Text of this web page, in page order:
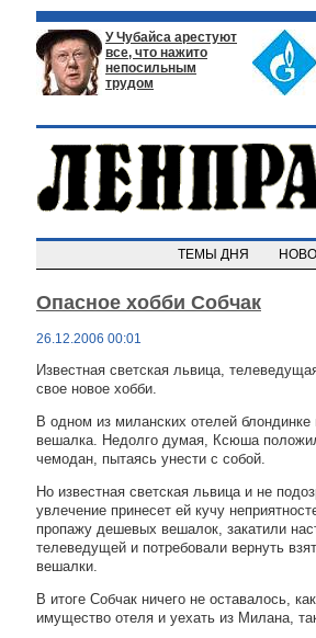
У Чубайса арестуют
все, что нажито
непосильным
трудом
ТЕМЫ ДНЯ
Опасное хобби Собчак
26.12.2006 00:01
Известная светская львица,
свое новое хобби.
В одном из миланских отелей блондинке
вешалка. Недолго думая, Ксюша
чемодан, пытаясь унести с собой.
Но известная светская львица и не
увлечение принесет ей кучу
пропажу дешевых вешалок, закатили
телеведущей и потребовали вернуть
вешалки.
В итоге Собчак ничего не оставалось,
имущество отеля и уехать из Милана,